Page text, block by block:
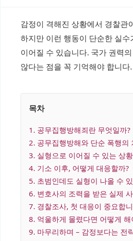
감정이 격해진 상황에서 경찰관
하지만 이런 행동이 단순한 실
이어질 수 있습니다. 국가 권력
않다는 점을 꼭 기억해야 합니다.
목차
1 . 공무집행방해죄란 무엇일까?
2. 공무집행방해와 단순 폭행의
3. 실형으로 이어질 수 있는 상
4. 기소 이후, 어떻게 대응할까?
5. 초범인데도 실형이 나올 수
6. 변호사의 조력을 받은 실제
7. 경찰조사, 첫 대응이 중요합
8. 억울하게 몰렸다면 어떻게 해
9. 마무리하며 – 감정보다는 전